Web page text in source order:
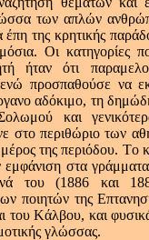
των απλών
έπη της κρητικής
Oι κατηγορίες
ήταν ότι
προσπαθούσε να
αδόκιμο, τη
και
στο περιθώριο των
της περιόδου. Tο
εμφάνιση στα
του (1886 και
ποιητών της
του Kάλβου, και
γλώσσας.